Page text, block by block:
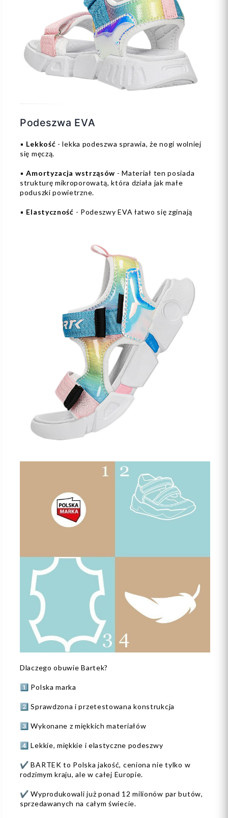
Podeszwa EVA
▪️ Lekkość - lekka podeszwa sprawia, że nogi wolniej
się męczą.
▪️ Amortyzacja wstrząsów - Materiał ten posiada
strukturę mikroporowatą, która działa jak małe
poduszki powietrzne.
▪️ Elastyczność - Podeszwy EVA łatwo się zginają
Dlaczego obuwie Bartek?
1️⃣ Polska marka
2️⃣ Sprawdzona i przetestowana konstrukcja
3️⃣ Wykonane z miękkich materiałów
4️⃣ Lekkie, miękkie i elastyczne podeszwy
✔️ BARTEK to Polska jakość, ceniona nie tylko w
rodzimym kraju, ale w całej Europie.
✔️ Wyprodukowali już ponad 12 milionów par butów,
sprzedawanych na całym świecie.